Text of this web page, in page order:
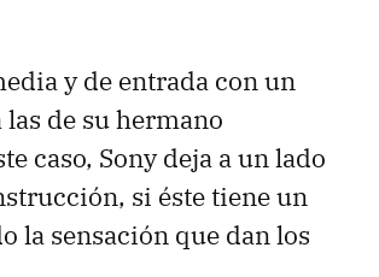
y de entrada con un
de su hermano
caso, Sony deja a un lado
si éste tiene un
la sensación que dan los